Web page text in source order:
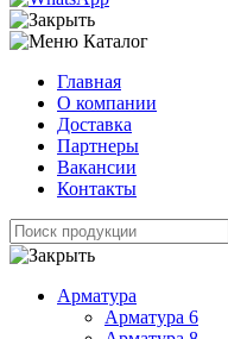
Каталог
Главная
О компании
Доставка
Партнеры
Вакансии
Контакты
Арматура
Арматура 6